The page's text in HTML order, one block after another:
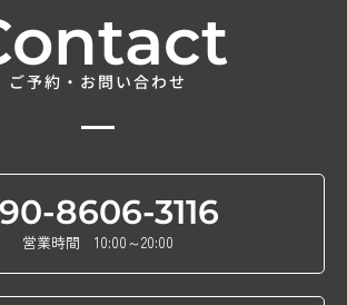
ご予約・お問い合わせ
8606-3116
営業時間 10:00～20:00